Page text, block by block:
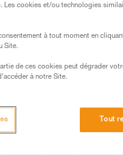
utilisés dans ce
la notice technique pour
entraînement
seul, en toute sécurité,
activité. Il peut en
Les cookies et/ou technologies
à tout moment en
Site.
de ces cookies peut dégrader
à notre Site.
Tout